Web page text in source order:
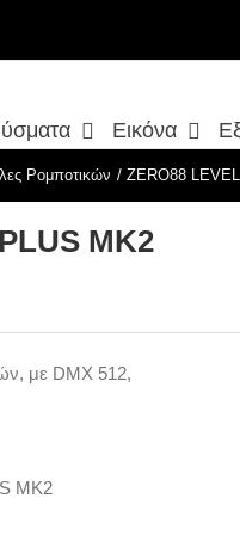
Εικόνα
Ρομποτικών ZERO88
MK2
με DMX 512,
MK2